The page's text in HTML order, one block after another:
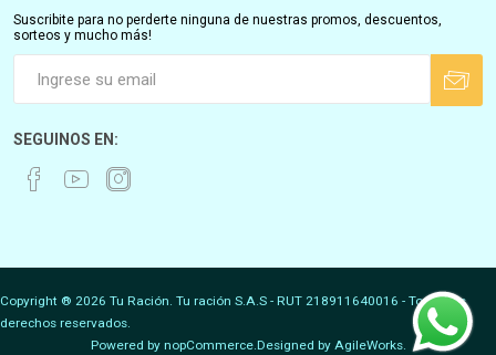
Suscribite para no perderte ninguna de nuestras promos, descuentos,
sorteos y mucho más!
SEGUINOS EN:
Copyright ® 2026 Tu Ración. Tu ración S.A.S - RUT 218911640016 - Todos los
derechos reservados.
Powered by nopCommerce.Designed by AgileWorks.